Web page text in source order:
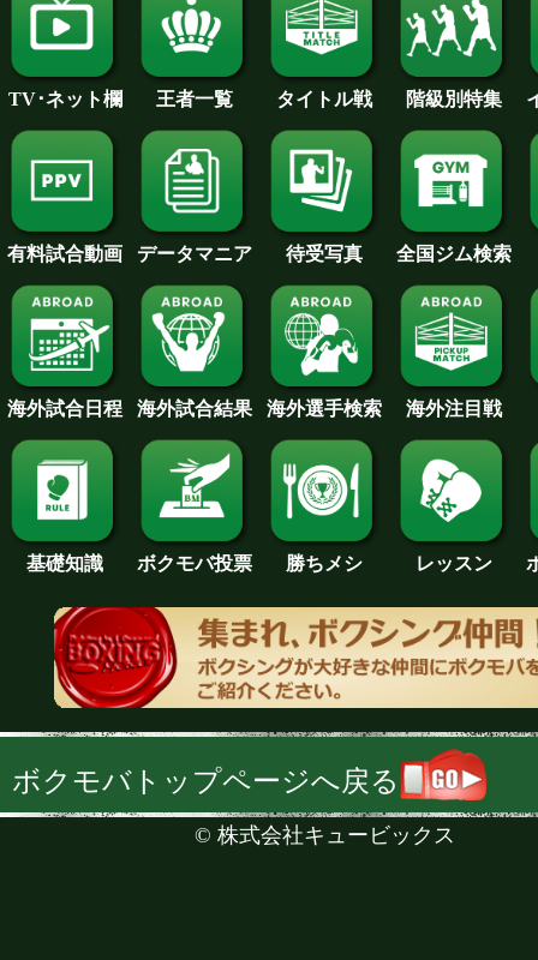
TV･ネット欄 王者一覧 タイトル戦 階級別特集
有料試合動画 データマニア 待受写真 全国ジム検索
海外試合日程 海外試合結果 海外選手検索 海外注目戦
基礎知識 ボクモバ投票 勝ちメシ レッスン
ボクモバトップページへ戻る
© 株式会社キュービックス